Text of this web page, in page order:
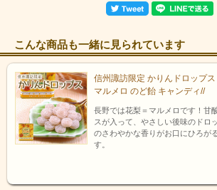
こんな商品も一緒に見られています
信州諏訪限定 かりんドロップ
マルメロ のど飴 キャンディ//
長野では花梨＝マルメロです！甘
スが入って、やさしい後味のドロ
のさわやかな香りがお口にひろが
す。